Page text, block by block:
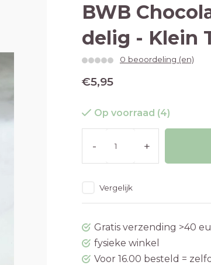
BWB
delig - Klein
0 beoordeling (en)
€5,95
Op voorraad (4)
- +
Vergelijk
Gratis verzending >40
fysieke winkel
Voor 16.00 besteld =